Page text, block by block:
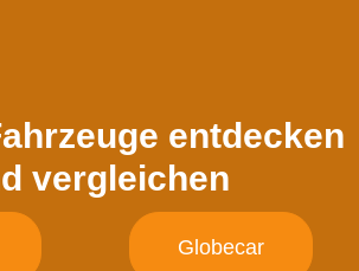
entdecken
vergleichen
Globecar